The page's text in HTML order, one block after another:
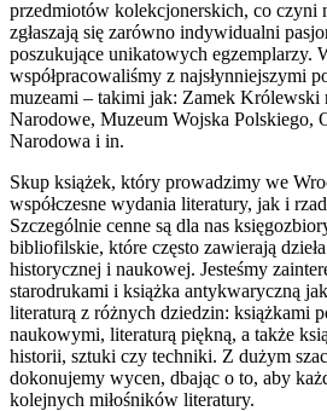
przedmiotów kolekcjonerskich, co czyni
zgłaszają się zarówno indywidualni
poszukujące unikatowych egzemplarzy.
współpracowaliśmy z najsłynniejszymi
muzeami – takimi jak: Zamek Królewski
Narodowe, Muzeum Wojska Polskiego,
Narodowa i in.
Skup książek, który prowadzimy we
współczesne wydania literatury, jak i
Szczególnie cenne są dla nas
bibliofilskie, które często zawierają
historycznej i naukowej. Jesteśmy
starodrukami i książka antykwaryczną
literaturą z różnych dziedzin: książkami
naukowymi, literaturą piękną, a także
historii, sztuki czy techniki. Z dużym
dokonujemy wycen, dbając o to, aby
kolejnych miłośników literatury.